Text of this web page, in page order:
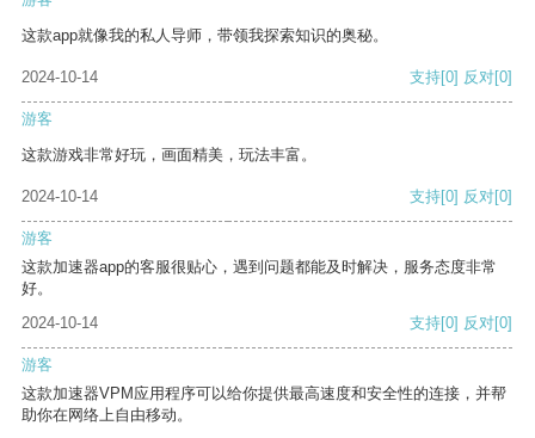
这款app就像我的私人导师，带领我探索知识的奥秘。
2024-10-14 支持[0] 反对[0]
游客
这款游戏非常好玩，画面精美，玩法丰富。
2024-10-14 支持[0] 反对[0]
游客
这款加速器app的客服很贴心，遇到问题都能及时解决，服务态度非常
好。
2024-10-14
支持[0] 反对[0]
游客
这款加速器VPM应用程序可以给你提供最高速度和安全性的连接，并帮
助你在网络上自由移动。